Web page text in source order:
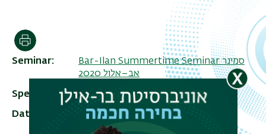
Seminar
Bar-Ilan Summertime Seminar סמינר
אב–אלול 2020
Speaker Eran Hanany
Date
09/09/2020 - 12:30 - 11:30
Add To Calendar